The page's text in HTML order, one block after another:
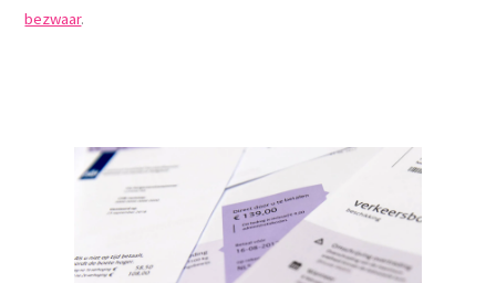
bezwaar.